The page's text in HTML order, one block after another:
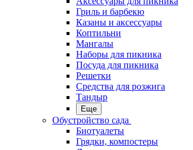
Гриль и барбекю
Казаны и аксессуары
Коптильни
Мангалы
Наборы для пикника
Посуда для пикника
Решетки
Средства для розжига
Тандыр
Еще
Обустройство сада
Биотуалеты
Грядки, компостеры